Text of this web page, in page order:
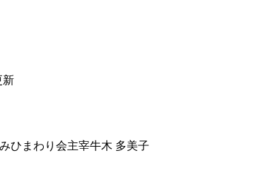
新
ひまわり会主宰牛木 多美子